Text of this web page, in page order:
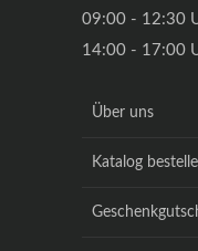
09:00 - 12:30
14:00 - 17:00
Über uns
Katalog